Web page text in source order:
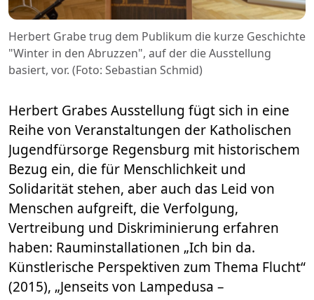
Herbert Grabe trug dem Publikum die kurze Geschichte
"Winter in den Abruzzen", auf der die Ausstellung
basiert, vor. (Foto: Sebastian Schmid)
Herbert Grabes Ausstellung fügt sich in eine
Reihe von Veranstaltungen der Katholischen
Jugendfürsorge Regensburg mit historischem
Bezug ein, die für Menschlichkeit und
Solidarität stehen, aber auch das Leid von
Menschen aufgreift, die Verfolgung,
Vertreibung und Diskriminierung erfahren
haben: Rauminstallationen „Ich bin da.
Künstlerische Perspektiven zum Thema Flucht“
(2015), „Jenseits von Lampedusa –